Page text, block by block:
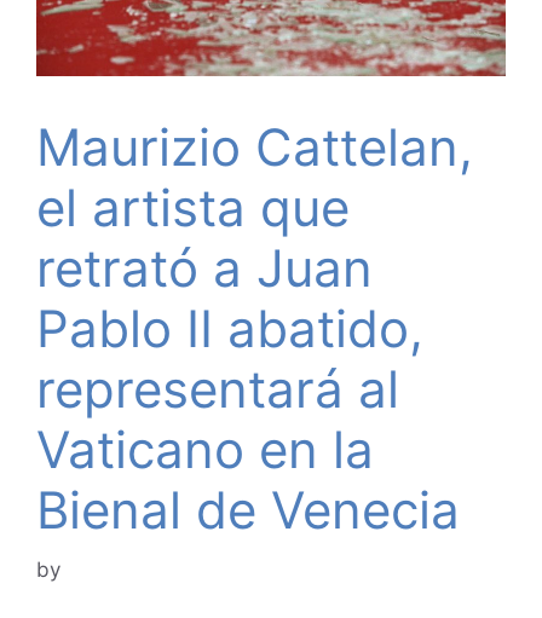
Maurizio Cattelan,
el artista que
retrató a Juan
Pablo II abatido,
representará al
Vaticano en la
Bienal de Venecia
by